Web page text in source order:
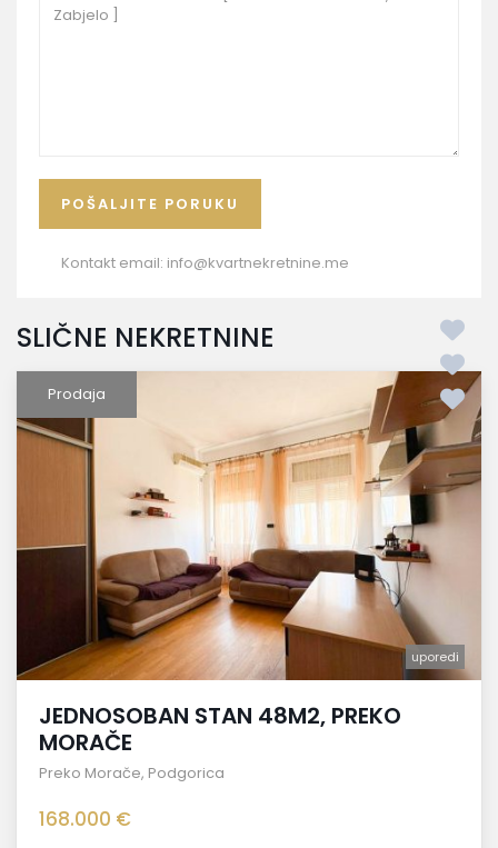
Kontakt email: info@kvartnekretnine.me
SLIČNE NEKRETNINE
Prodaja
uporedi
JEDNOSOBAN STAN 48M2, PREKO
MORAČE
Preko Morače, Podgorica
168.000 €